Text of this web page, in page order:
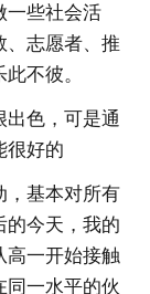
一些社会活
、志愿者、推
不彼。
出色，可是通
很好的
，基本对所有
的今天，我的
高一开始接触
同一水平的伙